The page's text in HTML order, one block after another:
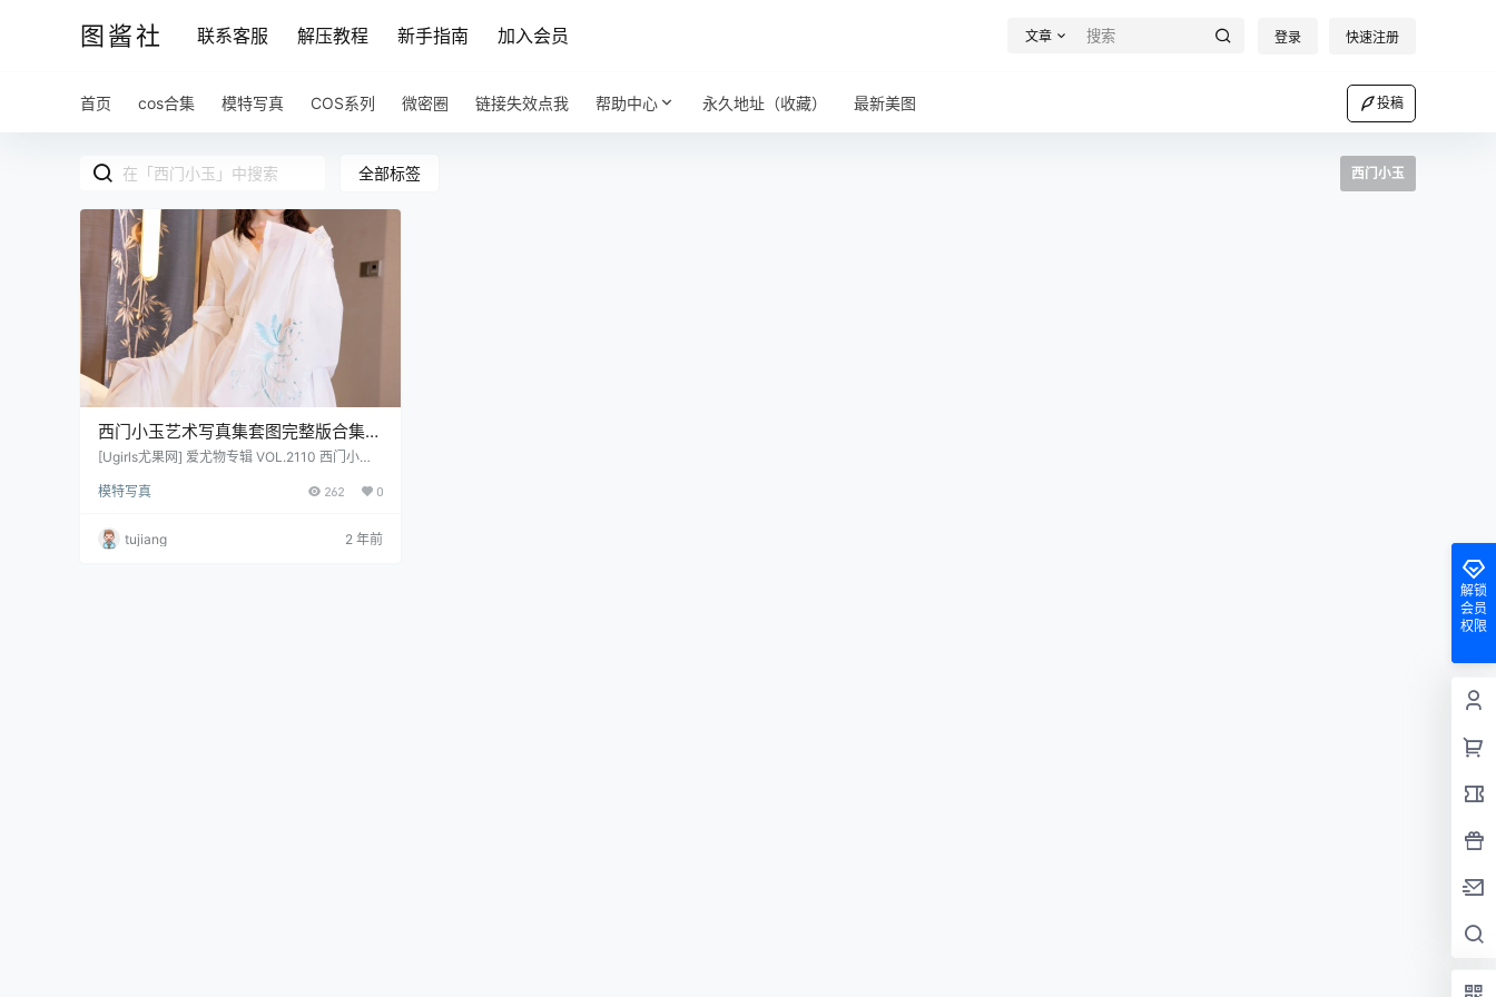
图酱社 联系客服 解压教程 新手指南 加入会员 文章 登录 快速注册
首页 cos合集 模特写真 COS系列 微密圈 链接失效点我 帮助中心 永久地址（收藏） 最新美图 投稿
全部标签 西门小玉
西门小玉艺术写真集套图完整版合集打
包下载6套 291P 1.84
[Ugirls尤果网] 爱尤物专辑 VOL.2110 西门小玉
专辑 VOL.2133 西门小玉 粉红新月[35P／35.9
小玉 粉墨少女[35P／36.9MB] [XIUREN秀人网]
2021.09.01 VOL.3881 西门小玉[68+1P／617M
模特写真 262 0
tujiang 2 年前
解锁
会员
权限